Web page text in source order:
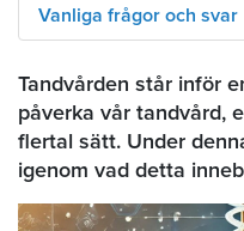
Vanliga frågor och svar
Tandvården står inför
påverka vår tandvård,
flertal sätt. Under
igenom vad detta